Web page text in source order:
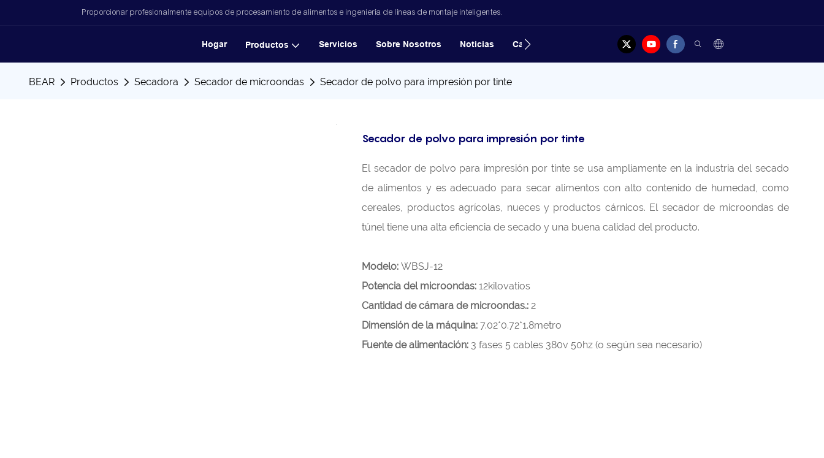
Proporcionar profesionalmente equipos de procesamiento de alimentos e ingeniería de líneas de montaje inteligentes.
Hogar Productos Servicios Sobre Nosotros Noticias Casos
BEAR Productos Secadora Secador de microondas Secador de polvo para impresión por tinte
Secador de polvo para impresión por tinte
El secador de polvo para impresión por tinte se usa ampliamente en la industria del secado
de alimentos y es adecuado para secar alimentos con alto contenido de humedad, como
cereales, productos agrícolas, nueces y productos cárnicos. El secador de microondas de
túnel tiene una alta eficiencia de secado y una buena calidad del producto.
Modelo:WBSJ-12
Potencia del microondas:12kilovatios
Cantidad de cámara de microondas.:2
Dimensión de la máquina:7.02*0.72*1.8metro
Fuente de alimentación: 3 fases 5 cables 380v 50hz (o según sea necesario)